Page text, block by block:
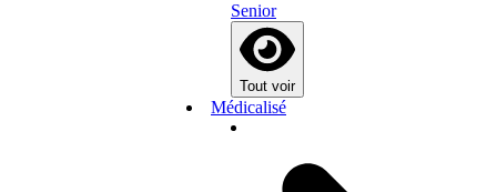
Senior
Tout voir
Médicalisé